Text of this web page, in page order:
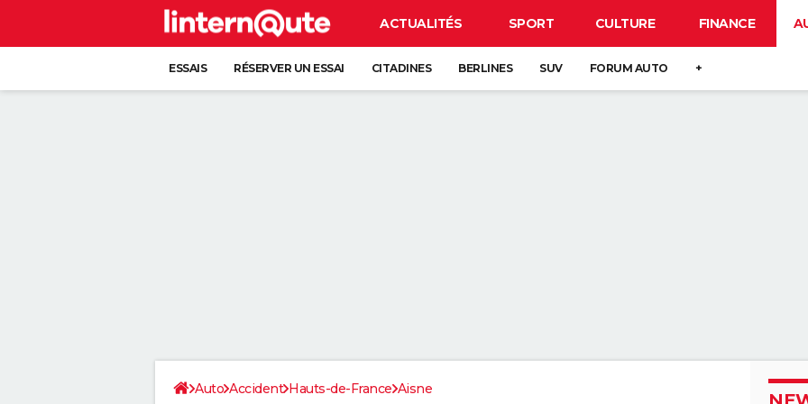
ACTUALITÉS SPORT CULTURE FINANCE
ESSAIS RÉSERVER UN ESSAI CITADINES BERLINES SUV FORUM AUTO +
Auto Accident Hauts-de-France Aisne